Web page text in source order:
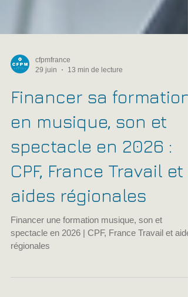
13 min de lecture
Financer sa formation
en musique, son et
spectacle en 2026 :
CPF, France Travail et
aides régionales
Financer une formation musique, son et
spectacle en 2026 | CPF, France Travail et